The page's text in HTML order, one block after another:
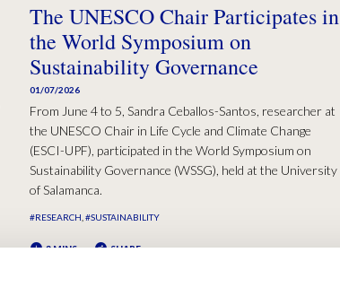
The UNESCO Chair Participates in
the World Symposium on
Sustainability Governance
01/07/2026
From June 4 to 5, Sandra Ceballos-Santos, researcher at
the UNESCO Chair in Life Cycle and Climate Change
(ESCI-UPF), participated in the World Symposium on
Sustainability Governance (WSSG), held at the University
of Salamanca.
#RESEARCH #SUSTAINABILITY
2 MINS SHARE